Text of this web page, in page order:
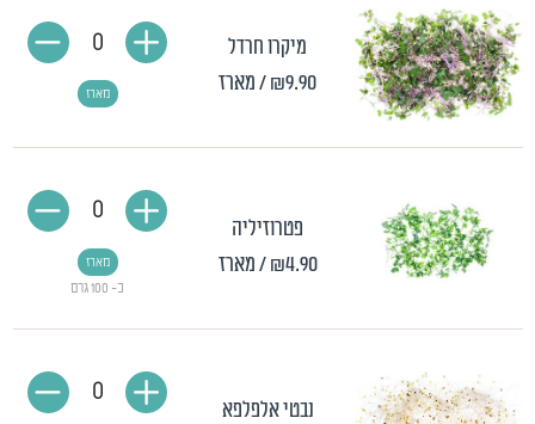
מיקרו חרדל
₪9.90/ מארז מארז
0
פטרוזיליה
₪4.90 / מארז
כ- 100 גרם
מארז
0
נבטי אלפלפא
0